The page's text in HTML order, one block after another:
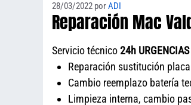
28/03/2022 porADI
Reparación Mac
Servicio técnico24h
Reparación sustitución
Cambio reemplazo batería
Limpieza interna, cambio